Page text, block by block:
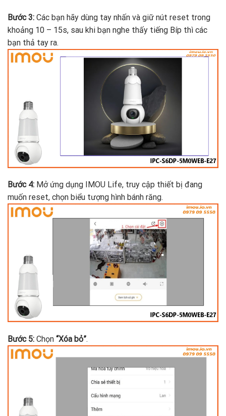
Bước 3: Các bạn hãy dùng tay nhấn và giữ nút reset trong
khoảng 10 – 15s, sau khi bạn nghe thấy tiếng Bíp thì các
bạn thả tay ra.
Bước 4: Mở ứng dụng IMOU Life, truy cập thiết bị đang
muốn reset, chọn biểu tượng hình bánh răng.
Bước 5: Chọn “Xóa bỏ”.